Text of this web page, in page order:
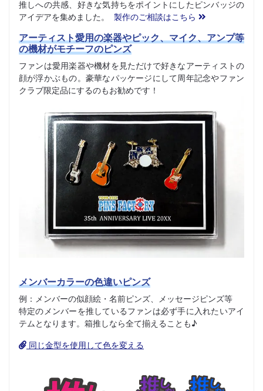
推しへの共感、好きな気持ちをポイントにしたピンバッジの
アイデアを集めました。
製作のご相談はこちら
アーティスト愛用の楽器やピック、マイク、アンプ等
の機材がモチーフのピンズ
ファンは愛用楽器や機材を見ただけで好きなアーティストの
顔が浮かぶもの。豪華なパッケージにして周年記念やファン
クラブ限定品にするのもお勧めです！
メンバーカラーの色違いピンズ
例：メンバーの似顔絵・名前ピンズ、メッセージピンズ等
特定のメンバーを推しているファンは必ず手に入れたいアイ
テムとなります。箱推しなら全て揃えることも♪
同じ金型を使用して色を変える